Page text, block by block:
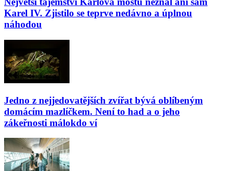
Karel IV. Zjistilo se teprve nedávno a úplnou
náhodou
Jedno z nejjedovatějších zvířat bývá oblíbeným
domácím mazlíčkem. Není to had a o jeho
zákeřnosti málokdo ví